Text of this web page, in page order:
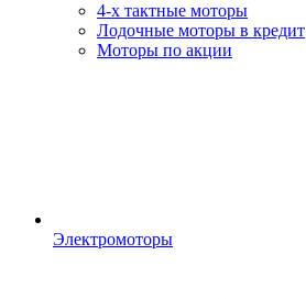
4-х тактные моторы
Лодочные моторы в кредит
Моторы по акции
Электромоторы